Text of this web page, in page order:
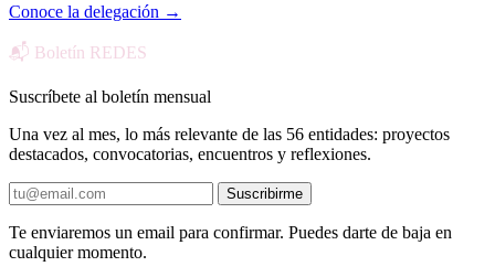
Conoce la delegación →
📬 Boletín REDES
Suscríbete al boletín mensual
Una vez al mes, lo más relevante de las 56 entidades: proyectos
destacados, convocatorias, encuentros y reflexiones.
Suscribirme
Te enviaremos un email para confirmar. Puedes darte de baja en
cualquier momento.